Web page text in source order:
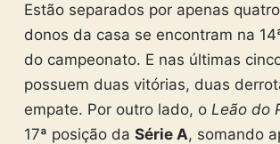
Estão separados por apenas
donos da casa se encontram na
do campeonato. E nas últimas
possuem duas vitórias, duas
empate. Por outro lado, o Leão do
17ª posição da Série A, somando